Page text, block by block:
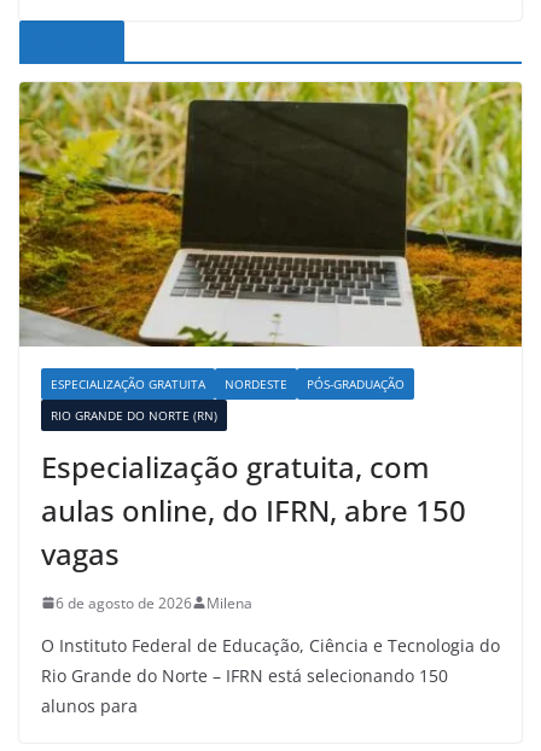
ESPECIALIZAÇÃO GRATUITA NORDESTE
PÓS-GRADUAÇÃO
RIO GRANDE DO NORTE (RN)
Especialização gratuita, com
aulas online, do IFRN, abre 150
vagas
6 de agosto de 2026 Milena
O Instituto Federal de Educação, Ciência e Tecnologia do
Rio Grande do Norte – IFRN está selecionando 150
alunos para